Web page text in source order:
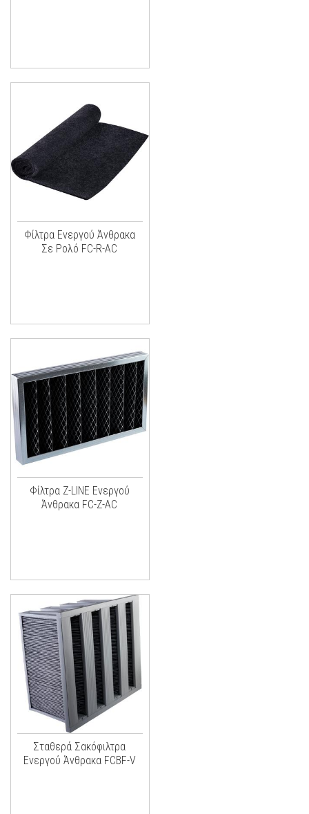
Φίλτρα Ενεργού Άνθρακα
Σε Ρολό FC-R-AC
Φίλτρα Z-LINE Ενεργού
Άνθρακα FC-Z-AC
Σταθερά Σακόφιλτρα
Ενεργού Άνθρακα FCBF-V